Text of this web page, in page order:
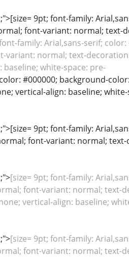
9pt; font-family:
font-variant: normal; text-
family: Arial,sans-serif; color:
normal; text-
white-space: pre-
#000000; background-
vertical-align: baseline;
9pt; font-family:
font-variant: normal;
[size= 9pt; font-family:
font-variant: normal; text-
vertical-align: baseline;
[size= 9pt; font-family:
font-variant: normal; text-